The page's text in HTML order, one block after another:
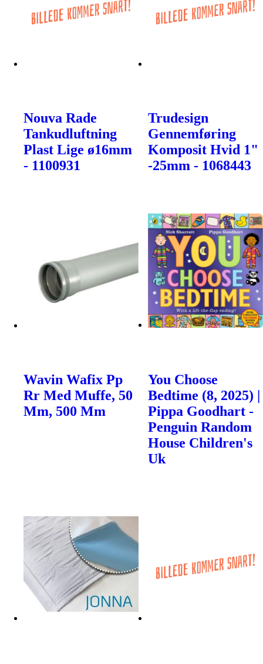
Nouva Rade
Tankudluftning
Plast Lige ø16mm
- 1100931
Trudesign
Gennemføring
Komposit Hvid 1"
-25mm - 1068443
Wavin Wafix Pp
Rr Med Muffe, 50
Mm, 500 Mm
You Choose
Bedtime (8, 2025) |
Pippa Goodhart -
Penguin Random
House Children's
Uk